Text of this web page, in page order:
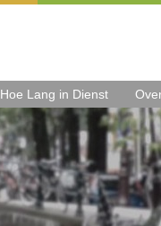
Hoe Lang in Dienst